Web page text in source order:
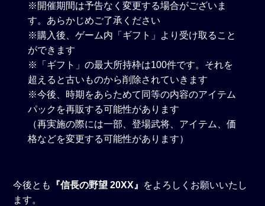
※開催期間は予告なく変更する場合がございま
す。あらかじめご了承ください
※購入後、ゲーム内「ギフト」より受け取ること
ができます
※「ギフト」の最大所持枠は100件です。それを
超えると古いものから削除されていきます
※今後、時期をあらためて同等の内容のアイテム
パックを再販する可能性があります
（再実施の際には一部、登場武将、アイテム、価
格などを変更する可能性があります）
今後とも 『信長の野望 20XX』 をよろしくお願いいたし
ます。